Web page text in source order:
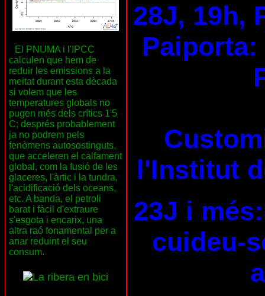
El PNUMA i l'IPCC
calculen que hem de
reduir les emissions a la
meitat durant esta dècada
si volem que les
temperatures globals no
pugen més dels crítics 1'5
C; després probablement
ja no podrem pels
fenòmens autosostinguts,
que acceleren el calfament
global, com la fusió de les
glaceres, l'àrtic i la tundra,
l'acidificació dels oceans,
etc. A banda, el petroli
barat i fàcil d'extraure
s'esgota i encarix, una
altra raó fonamental per a
anar reduint el seu
consum.
28J, 19h,
Paiporta:
l'Institut
23J i
cuideu-